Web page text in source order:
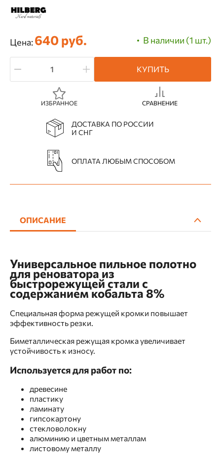
В наличии (1 шт.)
Цена:640 руб.
КУПИТЬ
ИЗБРАННОЕ СРАВНЕНИЕ
ДОСТАВКА ПО РОССИИ
И СНГ
ОПЛАТА ЛЮБЫМ СПОСОБОМ
ОПИСАНИЕ
Универсальное пильное полотно
для реноватора из
быстрорежущей стали с
содержанием кобальта 8%
Специальная форма режущей кромки повышает
эффективность резки.
Биметаллическая режущая кромка увеличивает
устойчивость к износу.
Используется для работ по:
древесине
пластику
ламинату
гипсокартону
стекловолокну
алюминию и цветным металлам
листовому металлу